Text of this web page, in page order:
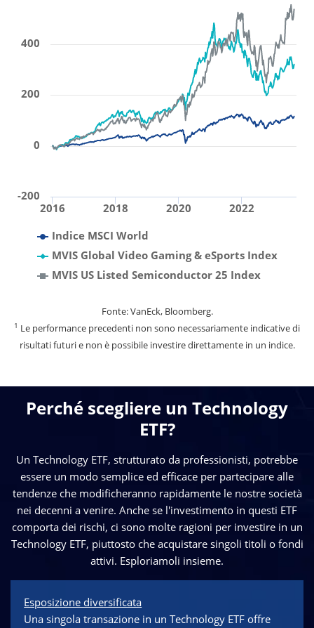
Indice MSCI World
MVIS Global Video Gaming & eSports Index
MVIS US Listed Semiconductor 25 Index
2016 2018 2020 2022
0
200
400
-200
Fonte: VanEck, Bloomberg.
1 Le performance precedenti non sono necessariamente indicative di
risultati futuri e non è possibile investire direttamente in un indice.
Perché scegliere un Technology
ETF?
Un Technology ETF, strutturato da professionisti, potrebbe
essere un modo semplice ed efficace per partecipare alle
tendenze che modificheranno rapidamente le nostre società
nei decenni a venire. Anche se l'investimento in questi ETF
comporta dei rischi, ci sono molte ragioni per investire in un
Technology ETF, piuttosto che acquistare singoli titoli o fondi
attivi. Esploriamoli insieme.
Esposizione diversificata
Una singola transazione in un Technology ETF offre